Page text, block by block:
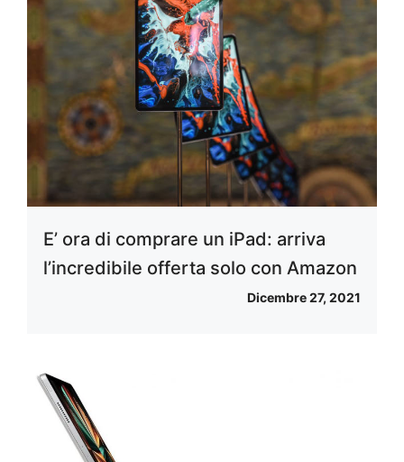
E’ ora di comprare un iPad: arriva
l’incredibile offerta solo con Amazon
Dicembre 27, 2021